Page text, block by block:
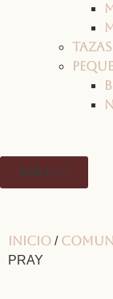
0,00 € 0
Inicio /
PRAY